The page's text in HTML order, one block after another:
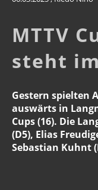
MTTV
steht
Gestern spielten
auswärts in
Cups (16). Die
(D5), Elias
Sebastian Kuhnt